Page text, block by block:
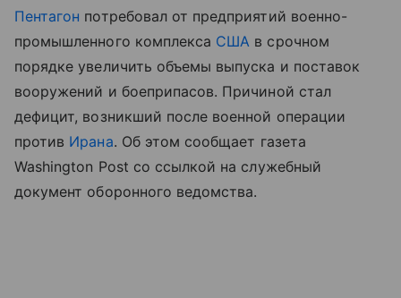
Пентагон потребовал от предприятий военно-
промышленного комплекса США в срочном
порядке увеличить объемы выпуска и поставок
вооружений и боеприпасов. Причиной стал
дефицит, возникший после военной операции
против Ирана. Об этом сообщает газета
Washington Post со ссылкой на служебный
документ оборонного ведомства.